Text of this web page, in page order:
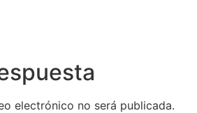
electrónico no será publicada.